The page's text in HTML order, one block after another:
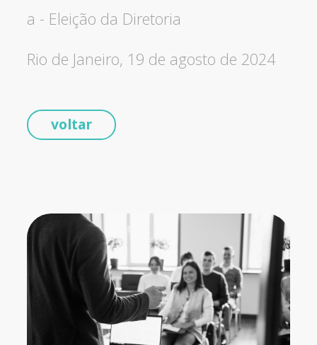
a - Eleição da Diretoria
Rio de Janeiro, 19 de agosto de 2024
voltar